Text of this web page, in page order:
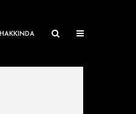
HAKKINDA